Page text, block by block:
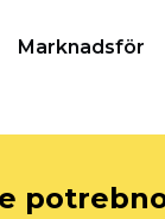
Marknadsför